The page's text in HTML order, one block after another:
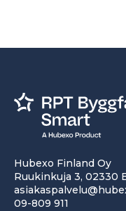
Hubexo Finland Oy
Ruukinkuja 3, 02330
09-809 911